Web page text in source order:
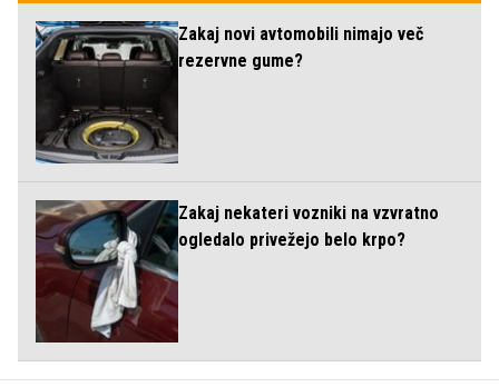
Zakaj novi avtomobili nimajo več
rezervne gume?
Zakaj nekateri vozniki na vzvratno
ogledalo privežejo belo krpo?